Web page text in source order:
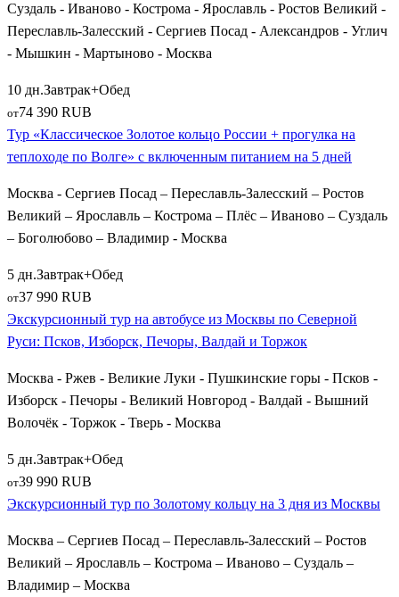
Суздаль - Иваново - Кострома - Ярославль - Ростов Великий -
Переславль-Залесский - Сергиев Посад - Александров - Углич
- Мышкин - Мартыново - Москва
10 дн.Завтрак+Обед
от74 390 RUB
Тур «Классическое Золотое кольцо России + прогулка на
теплоходе по Волге» с включенным питанием на 5 дней
Москва - Сергиев Посад – Переславль-Залесский – Ростов
Великий – Ярославль – Кострома – Плёс – Иваново – Суздаль
– Боголюбово – Владимир - Москва
5 дн.Завтрак+Обед
от37 990 RUB
Экскурсионный тур на автобусе из Москвы по Северной
Руси: Псков, Изборск, Печоры, Валдай и Торжок
Москва - Ржев - Великие Луки - Пушкинские горы - Псков -
Изборск - Печоры - Великий Новгород - Валдай - Вышний
Волочёк - Торжок - Тверь - Москва
5 дн.Завтрак+Обед
от39 990 RUB
Экскурсионный тур по Золотому кольцу на 3 дня из Москвы
Москва – Сергиев Посад – Переславль-Залесский – Ростов
Великий – Ярославль – Кострома – Иваново – Суздаль –
Владимир – Москва